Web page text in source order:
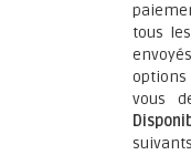
tous
vous